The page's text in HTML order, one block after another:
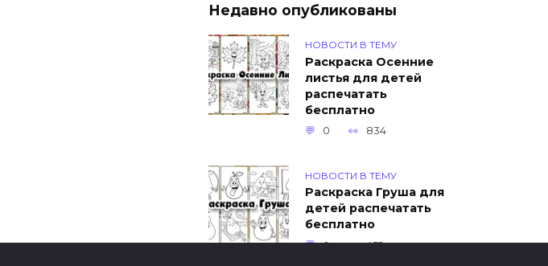
Недавно опубликованы
НОВОСТИ В ТЕМУ
Раскраска Осенние
листья для детей
распечатать
бесплатно
0 834
НОВОСТИ В ТЕМУ
Раскраска Груша для
детей распечатать
бесплатно
0 452